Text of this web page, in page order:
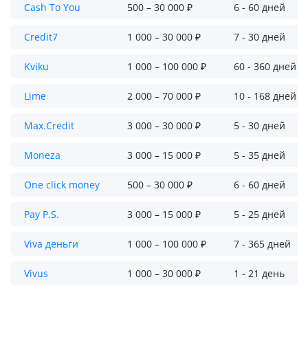
Cash To You 500 – 30 000 ₽ 6 - 60 дней
Credit7 1 000 – 30 000 ₽ 7 - 30 дней
Kviku 1 000 – 100 000 ₽ 60 - 360 дней
Lime 2 000 – 70 000 ₽ 10 - 168 дней
Max.Credit 3 000 – 30 000 ₽ 5 - 30 дней
Moneza 3 000 – 15 000 ₽ 5 - 35 дней
One click money 500 – 30 000 ₽ 6 - 60 дней
Pay P.S. 3 000 – 15 000 ₽ 5 - 25 дней
Viva деньги 1 000 – 100 000 ₽ 7 - 365 дней
Vivus 1 000 – 30 000 ₽ 1 - 21 день